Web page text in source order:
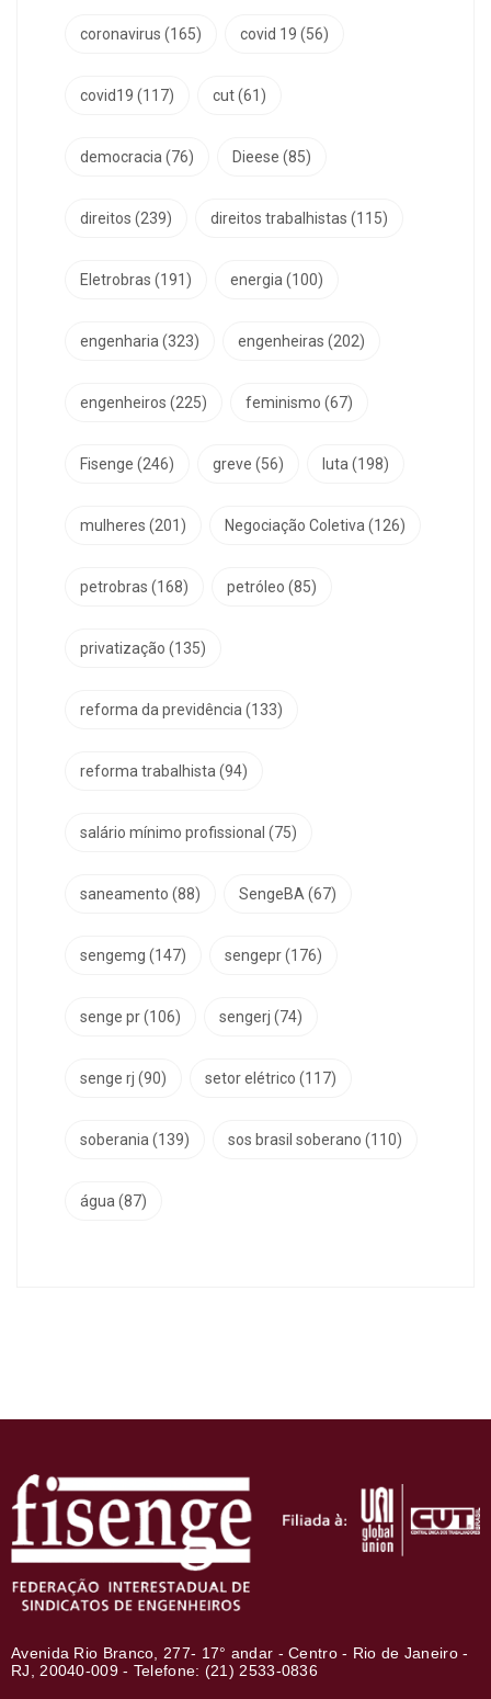
coronavirus (165) covid 19 (56)
covid19 (117) cut(61)
democracia (76) Dieese (85)
direitos (239) direitos trabalhistas (115)
Eletrobras (191) energia (100)
engenharia (323) engenheiras (202)
engenheiros (225) feminismo (67)
Fisenge (246) greve (56) luta (198)
mulheres (201) Negociação Coletiva (126)
petrobras (168) petróleo (85)
privatização (135)
reforma da previdência (133)
reforma trabalhista (94)
salário mínimo profissional (75)
saneamento (88) SengeBA (67)
sengemg (147) sengepr(176)
senge pr(106) sengerj (74)
senge rj (90) setor elétrico (117)
soberania (139) sos brasil soberano (110)
água (87)
Avenida Rio Branco, 277- 17° andar - Centro - Rio de Janeiro -
RJ, 20040-009 - Telefone: (21) 2533-0836